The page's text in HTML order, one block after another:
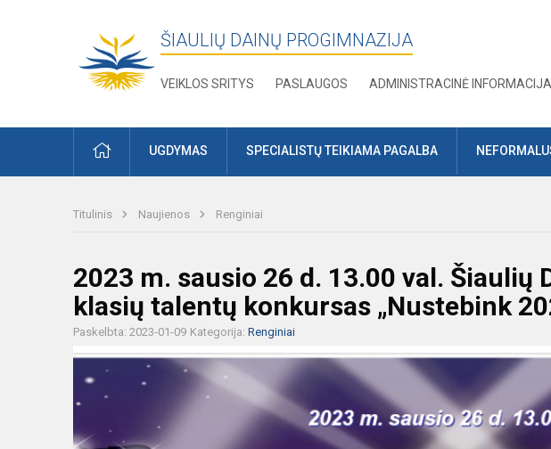
ŠIAULIŲ DAINŲ PROGIMNAZIJA
VEIKLOS SRITYS PASLAUGOS ADMINISTRACINĖ INFORMACIJA
PRADŽIAUGDYMAS SPECIALISTŲ TEIKIAMA PAGALBA
Titulinis Naujienos Renginiai
2023 m. sausio 26 d. 13.00 val. Šiaulių
klasių talentų konkursas „Nustebink
Paskelbta: 2023-01-09 Kategorija: Renginiai